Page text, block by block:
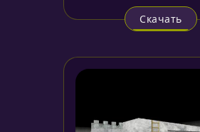
Скачать